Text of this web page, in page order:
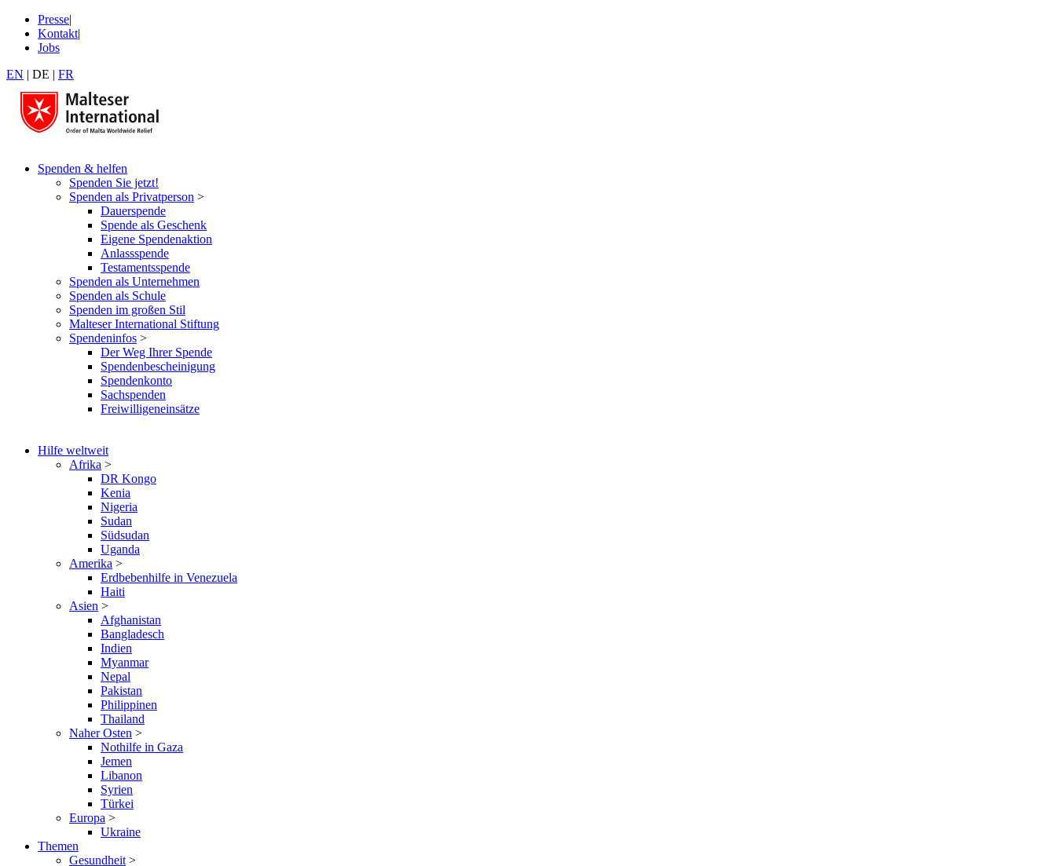
Presse|
Kontakt|
Jobs
EN | DE | FR
Spenden & helfen
Spenden Sie jetzt!
Spenden als Privatperson >
Dauerspende
Spende als Geschenk
Eigene Spendenaktion
Anlassspende
Testamentsspende
Spenden als Unternehmen
Spenden als Schule
Spenden im großen Stil
Malteser International Stiftung
Spendeninfos >
Der Weg Ihrer Spende
Spendenbescheinigung
Spendenkonto
Sachspenden
Freiwilligeneinsätze
Hilfe weltweit
Afrika >
DR Kongo
Kenia
Nigeria
Sudan
Südsudan
Uganda
Amerika >
Erdbebenhilfe in Venezuela
Haiti
Asien >
Afghanistan
Bangladesch
Indien
Myanmar
Nepal
Pakistan
Philippinen
Thailand
Naher Osten >
Nothilfe in Gaza
Jemen
Libanon
Syrien
Türkei
Europa >
Ukraine
Themen
Gesundheit >